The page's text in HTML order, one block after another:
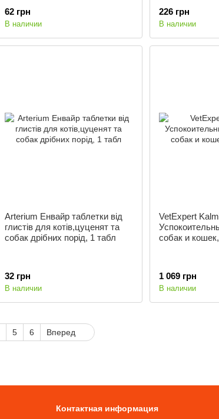
62 грн
В наличии
226 грн
В наличии
Arterium Енвайр таблетки від
глистів для котів,цуценят та
собак дрібних порід, 1 табл
32 грн
В наличии
VetExpert
собак и
1 069 грн
В наличии
5 6 Вперед
Контактная информация